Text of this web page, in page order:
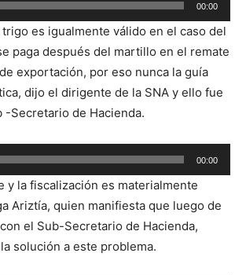
00:00
es igualmente válido en el caso del
paga después del martillo en el remate
exportación, por eso nunca la guía
dijo el dirigente de la SNA y ello fue
-Secretario de Hacienda.
00:00
y la fiscalización es materialmente
Ariztía, quien manifiesta que luego de
el Sub-Secretario de Hacienda,
solución a este problema.